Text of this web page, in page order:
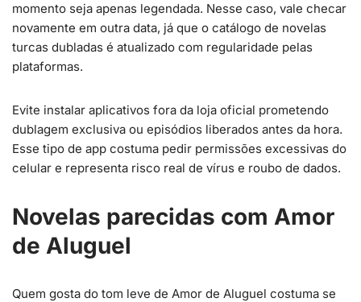
momento seja apenas legendada. Nesse caso, vale checar
novamente em outra data, já que o catálogo de novelas
turcas dubladas é atualizado com regularidade pelas
plataformas.
Evite instalar aplicativos fora da loja oficial prometendo
dublagem exclusiva ou episódios liberados antes da hora.
Esse tipo de app costuma pedir permissões excessivas do
celular e representa risco real de vírus e roubo de dados.
Novelas parecidas com Amor
de Aluguel
Quem gosta do tom leve de Amor de Aluguel costuma se